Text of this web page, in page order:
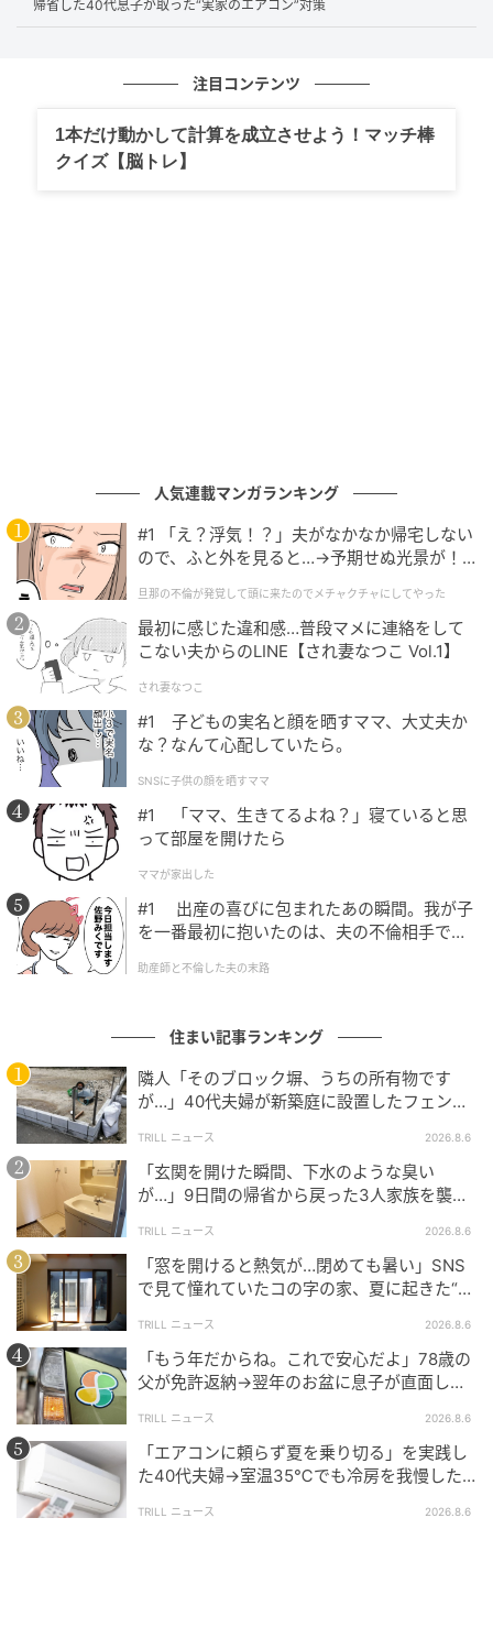
この「何でもいいだろう」が曲者で、「葉の形」「大
い」という結果になりやすいのです。
たとえば葉の形は、与える印象を左右します。丸いも
のは優しくやわらかい印象を、細いものはスタイリッ
厚な葉が上に鋭く伸びるサンスベリアや、シャープな
葉が上に向かって伸びるユッカ、クールな雰囲気を和
らげたいならゆったりとした大きな葉が魅力のオーガ
スタや、カーブした幹が個性的なフィカス ベンガレン
シスがおすすめです。
本体だけでなく鉢にも注目
観葉植物を飾る時は、植物本体だけでなく鉢の色や素
材を揃えることも大切です。
Eさんの場合、観葉植物を入れる鉢の素材が木製やプラ
スチック製、陶器製など、統一されていなかったた
め、「何だかちぐはぐでダサい」という印象になって
いました。
モノトーンのシャープさに印象を合わせるならスクエ
ア型の陶器製、雰囲気を和らげたいなら円形のテラコ
ッタ製がおすすめです。
「何となくダサい」を回避するには
Eさんのように「観葉植物を置けばおしゃれに見えるだ
ろう」と考えると起こりがちなのが「飾りすぎ」とい
う状態です。
おしゃれに見える空間は、「余白」があることでセン
スの良さを感じさせるため、飾りすぎないよう注意し
ましょう。大ぶりなものなら部屋のコーナーに1つだけ
でOKです。
帰省した40代息子が取った“実家のエアコン”対策
注目コンテンツ
1本だけ動かして計算を成立させよう！マッチ棒
クイズ【脳トレ】
人気連載マンガランキング
#1 「え？浮気！？」夫がなかなか帰宅しない
ので、ふと外を見ると…→予期せぬ光景が！
クチャにしてやった
旦那の不倫が発覚して頭に来たのでメチャクチャにしてやった
最初に感じた違和感…普段マメに連絡をして
こない夫からのLINE【され妻なつこ Vol.1】
され妻なつこ
#1 子どもの実名と顔を晒すママ、大丈夫か
な？なんて心配していたら。
SNSに子供の顔を晒すママ
#1 「ママ、生きてるよね？」寝ていると思
って部屋を開けたら
ママが家出した
#1 出産の喜びに包まれたあの瞬間。我が子
を一番最初に抱いたのは、夫の不倫相手でし
助産師と不倫した夫の末路
住まい記事ランキング
隣人「そのブロック塀、うちの所有物です
が…」40代夫婦が新築庭に設置したフェン
TRILL ニュース 2026.8.6
「玄関を開けた瞬間、下水のような臭い
が…」9日間の帰省から戻った3人家族を襲っ
TRILL ニュース 2026.8.6
「窓を開けると熱気が…閉めても暑い」SNS
で見て憧れていたコの字の家、夏に起きた“想
TRILL ニュース 2026.8.6
「もう年だからね。これで安心だよ」78歳の
父が免許返納→翌年のお盆に息子が直面し
TRILL ニュース 2026.8.6
「エアコンに頼らず夏を乗り切る」を実践し
た40代夫婦→室温35℃でも冷房を我慢した
TRILL ニュース 2026.8.6